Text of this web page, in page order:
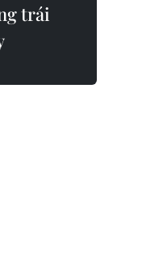
trái